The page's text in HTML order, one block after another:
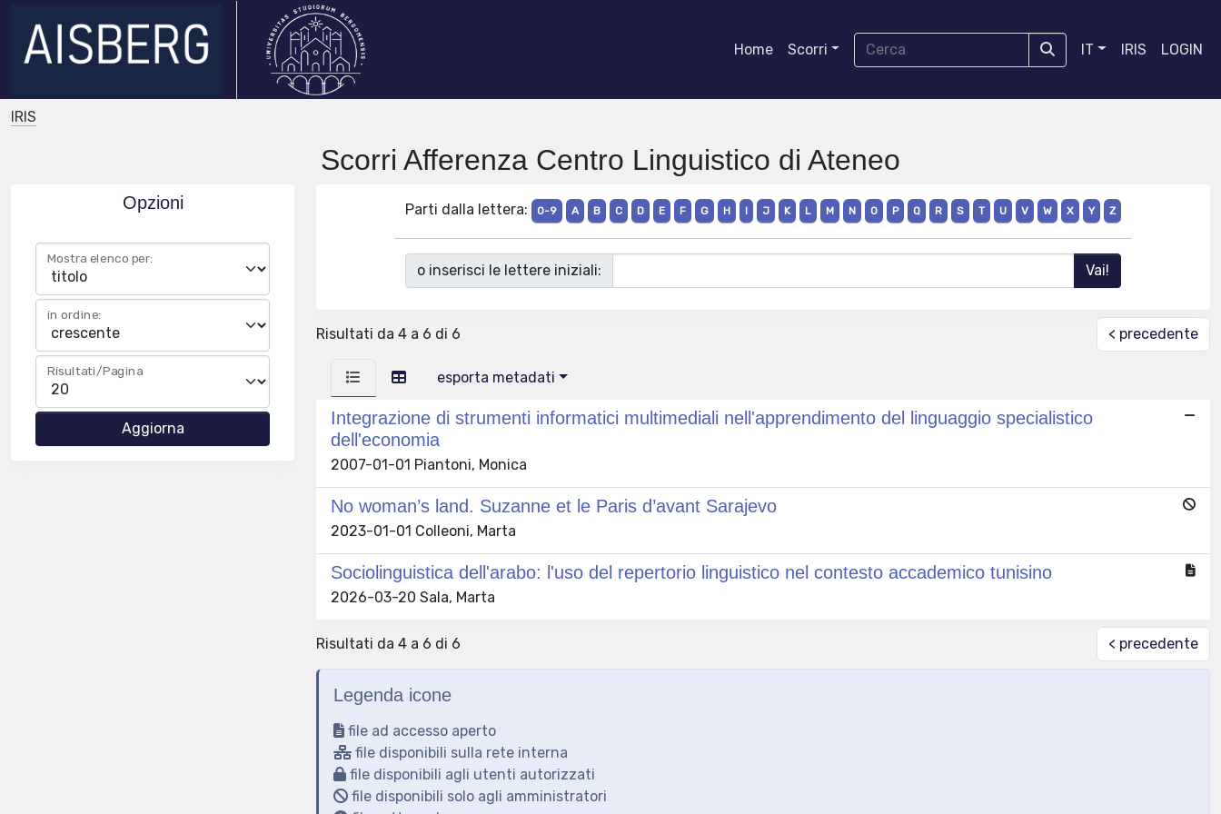
Home Scorri IT IRIS LOGIN
IRIS
Scorri Afferenza Centro Linguistico di Ateneo
Opzioni
Mostra elenco per:
in ordine:
Risultati/Pagina
Parti dalla lettera: 0-9 A B C D E F G H I J K L M N O P Q R S T U V W X Y Z
o inserisci le lettere iniziali:
Risultati da 4 a 6 di 6 < precedente
esporta metadati
Integrazione di strumenti informatici multimediali nell'apprendimento del linguaggio specialistico
dell'economia
2007-01-01 Piantoni, Monica
No woman’s land. Suzanne et le Paris d’avant Sarajevo
2023-01-01 Colleoni, Marta
Sociolinguistica dell'arabo: l'uso del repertorio linguistico nel contesto accademico tunisino
2026-03-20 Sala, Marta
Risultati da 4 a 6 di 6 < precedente
Legenda icone
file ad accesso aperto
file disponibili sulla rete interna
file disponibili agli utenti autorizzati
file disponibili solo agli amministratori